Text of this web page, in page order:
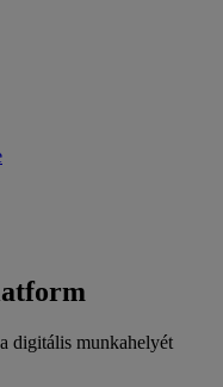
digitális munkahelyét